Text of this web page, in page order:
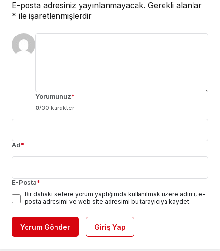
E-posta adresiniz yayınlanmayacak. Gerekli alanlar
* ile işaretlenmişlerdir
Yorumunuz*
0/30 karakter
Ad*
E-Posta*
Bir dahaki sefere yorum yaptığımda kullanılmak üzere adımı, e-
posta adresimi ve web site adresimi bu tarayıcıya kaydet.
Yorum Gönder Giriş Yap